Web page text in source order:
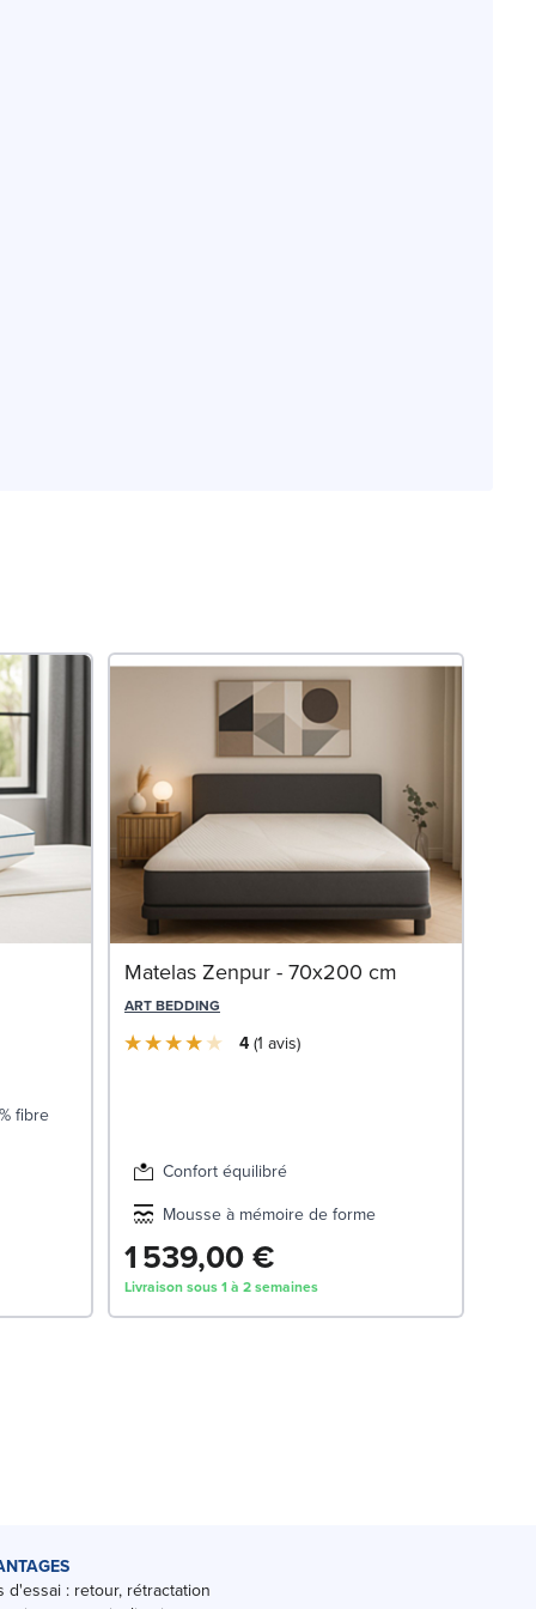
fibre
Matelas Zenpur - 70x200 cm
ART BEDDING
4 1 avis
Confort équilibré
Mousse à mémoire de forme
1 539,00 €
Livraison sous 1 à 2 semaines
d'essai : retour, rétractation